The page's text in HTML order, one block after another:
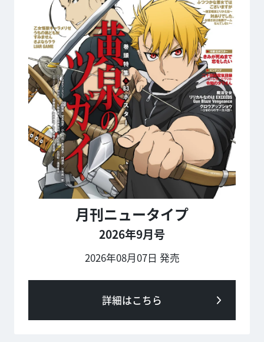
月刊ニュータイプ
2026年9月号
2026年08月07日 発売
詳細はこちら